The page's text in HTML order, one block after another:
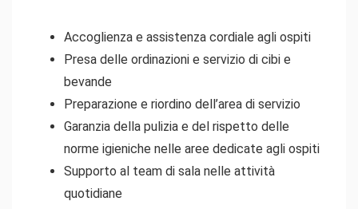
Accoglienza e assistenza cordiale agli ospiti
Presa delle ordinazioni e servizio di cibi e
bevande
Preparazione e riordino dell’area di servizio
Garanzia della pulizia e del rispetto delle
norme igieniche nelle aree dedicate agli ospiti
Supporto al team di sala nelle attività
quotidiane